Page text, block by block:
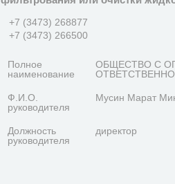
+7 (3473) 268877
+7 (3473) 266500
Полное
наименование
ОБЩЕСТВО С
Ф.И.О.
руководителя
Мусин Марат
Должность
руководителя
директор